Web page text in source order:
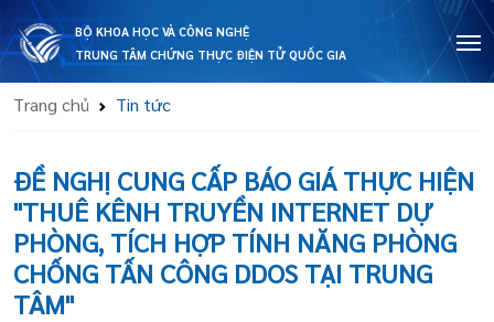
BỘ KHOA HỌC VÀ CÔNG NGHỆ
TRUNG TÂM CHỨNG THỰC ĐIỆN TỬ QUỐC GIA
Trang chủ Tin tức
ĐỀ NGHỊ CUNG CẤP BÁO GIÁ THỰC HIỆN
"THUÊ KÊNH TRUYỀN INTERNET DỰ
PHÒNG, TÍCH HỢP TÍNH NĂNG PHÒNG
CHỐNG TẤN CÔNG DDOS TẠI TRUNG
TÂM"